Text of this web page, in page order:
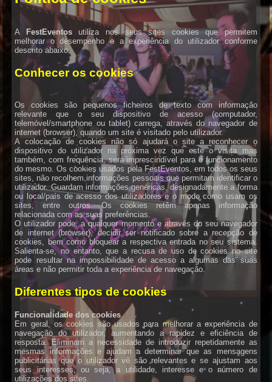
A FestEventosutiliza nos seus sites cookies que permitem
melhorar o desempenho e a experiência do utilizador conforme
descrito abaixo.
Conhecer os cookies
Os cookies são pequenos ficheiros de texto com informação
relevante que o seu dispositivo de acesso (computador,
telemóvel/smartphone ou tablet) carrega, através do navegador de
internet (browser), quando um site é visitado pelo utilizador.
A colocação de cookies não só ajudará o site a reconhecer o
dispositivo do utilizador na próxima vez que este o visita mas
também, com frequência, será imprescindível para o funcionamento
do mesmo. Os cookies usados pela FestEventos, em todos os seus
sites, não recolhem informações pessoais que permitam identificar o
utilizador. Guardam informações genéricas, designadamente a forma
ou local/país de acesso dos utilizadores e o modo como usam os
sites, entre outros. Os cookies retêm apenas informação
relacionada com as suas preferências.
O utilizador pode, a qualquer momento e através do seu navegador
de internet (browser), decidir ser notificado sobre a recepção de
cookies, bem como bloquear a respectiva entrada no seu sistema.
Salienta-se, no entanto, que a recusa de uso de cookies no site
pode resultar na impossibilidade de acesso a algumas das suas
áreas e não permitir toda a experiência de navegação.
Diferentes tipos de cookies
Funcionalidade dos cookies
Em geral, os cookies são usados para melhorar a experiência de
navegação do utilizador, aumentando a rapidez e eficiência de
resposta. Eliminam a necessidade de introduzir repetidamente as
mesmas informações e ajudam a determinar que as mensagens
publicitárias que o utilizador vê são relevantes e se ajustam aos
seus interesses, ou seja, a utilidade, interesse e o número de
utilizações dos sites.